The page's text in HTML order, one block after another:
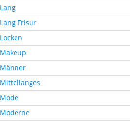
Lang
Lang Frisur
Locken
Makeup
Männer
Mittellanges
Mode
Moderne